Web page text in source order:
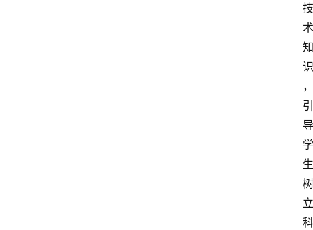
技
术
知
识
，
引
导
学
生
树
立
科